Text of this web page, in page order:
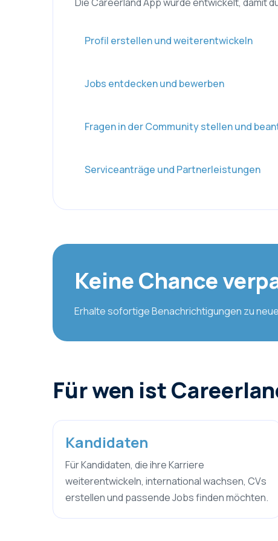
Profil erstellen und weiterentwickeln
Jobs entdecken und bewerben
Fragen in der Community stellen und
Serviceanträge und Partnerleistungen
Keine Chance
Erhalte sofortige Benachrichtigungen zu
Für wen ist
Kandidaten
Für Kandidaten, die ihre Karriere
weiterentwickeln, international wachsen, CVs
erstellen und passende Jobs finden möchten.